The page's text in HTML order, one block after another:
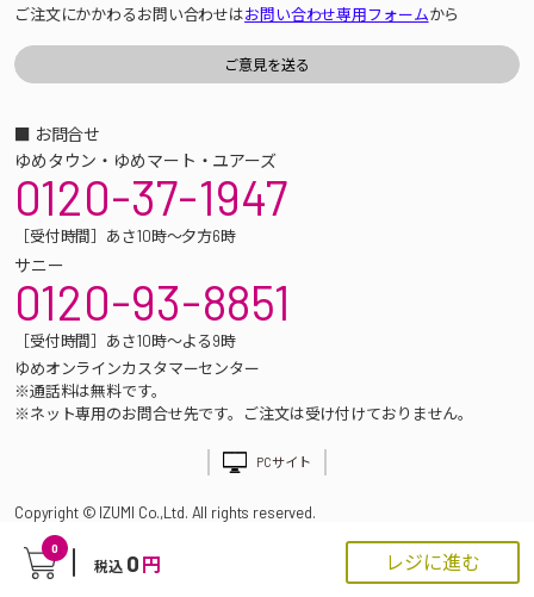
0
税込 0 円 レジに進む
ご注文にかかわるお問い合わせはお問い合わせ専用フォームから
■ お問合せ
ゆめタウン・ゆめマート・ユアーズ
0120-37-1947
［受付時間］あさ10時～夕方6時
サニー
0120-93-8851
［受付時間］あさ10時～よる9時
ゆめオンラインカスタマーセンター
※通話料は無料です。
※ネット専用のお問合せ先です。ご注文は受け付けておりません。
PCサイト
Copyright © IZUMI Co.,Ltd. All rights reserved.